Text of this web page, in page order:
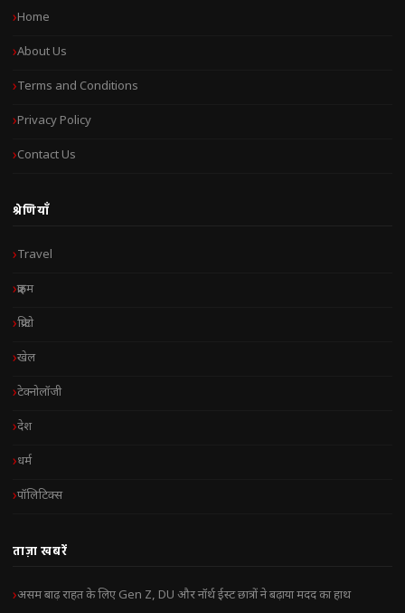
Home
About Us
Terms and Conditions
Privacy Policy
Contact Us
श्रेणियाँ
Travel
क्राइम
क्रिप्टो
खेल
टेक्नोलॉजी
देश
धर्म
पॉलिटिक्स
ताज़ा खबरें
असम बाढ़ राहत के लिए Gen Z, DU और नॉर्थ ईस्ट छात्रों ने बढ़ाया मदद का हाथ